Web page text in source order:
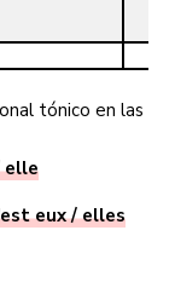
tónico en las
elle
eux / elles